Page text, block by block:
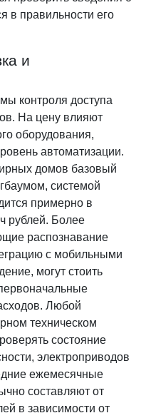
в правильности его
и
контроля доступа
На цену влияют
оборудования,
автоматизации.
домов базовый
системой
примерно в
рублей. Более
распознавание
с мобильными
могут стоить
Любой
техническом
состояние
электроприводов
ежемесячные
составляют от
в зависимости от